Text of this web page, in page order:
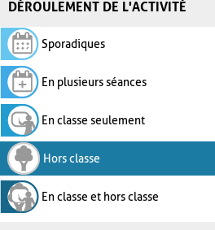
DÉROULEMENT DE L'ACTIVITÉ
Sporadiques
En plusieurs séances
En classe seulement
Hors classe
En classe et hors classe